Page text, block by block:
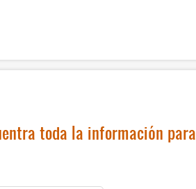
toda la información para